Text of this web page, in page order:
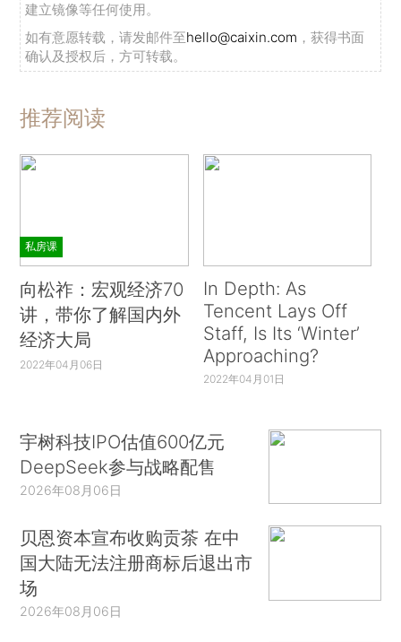
建立镜像等任何使用。
如有意愿转载，请发邮件至hello@caixin.com ，获得书面
确认及授权后，方可转载。
推荐阅读
私房课
向松祚：宏观经济70
讲，带你了解国内外
经济大局
2022年04月06日
In Depth: As
Tencent Lays Off
Staff, Is Its ‘Winter’
Approaching?
2022年04月01日
宇树科技IPO估值600亿元
DeepSeek参与战略配售
2026年08月06日
贝恩资本宣布收购贡茶 在中
国大陆无法注册商标后退出市
场
2026年08月06日